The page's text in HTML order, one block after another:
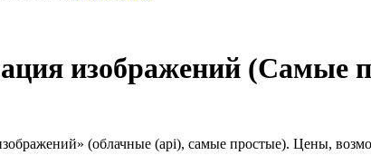
изображений (Самые
(облачные (api), самые простые). Цены,